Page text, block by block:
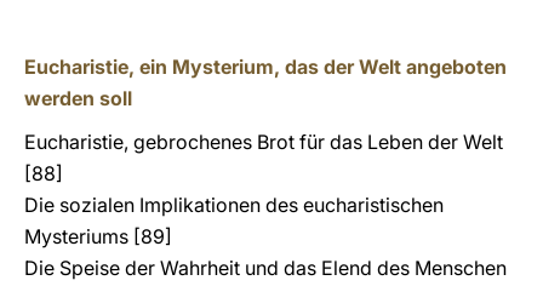
Eucharistie, ein Mysterium, das der Welt angeboten
werden soll
Eucharistie, gebrochenes Brot für das Leben der Welt
[88]
Die sozialen Implikationen des eucharistischen
Mysteriums [89]
Die Speise der Wahrheit und das Elend des Menschen